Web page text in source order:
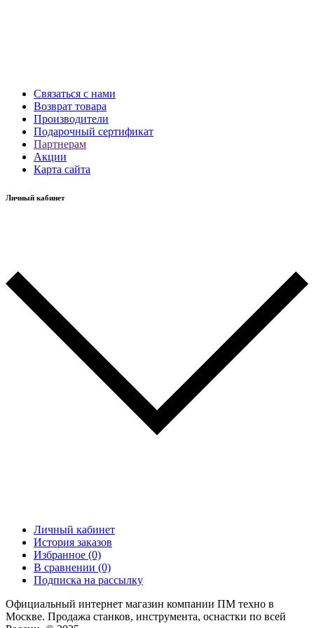
Связаться с нами
Возврат товара
Производители
Подарочный сертификат
Партнерам
Акции
Карта сайта
Личный кабинет
Личный кабинет
История заказов
Избранное (0)
В сравнении (0)
Подписка на рассылку
Официальный интернет магазин компании ПМ техно в
Москве. Продажа станков, инструмента, оснастки по всей